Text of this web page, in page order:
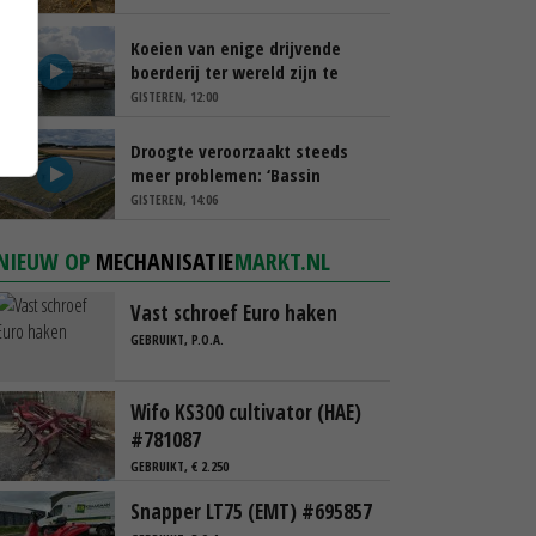
Koeien van enige drijvende
boerderij ter wereld zijn te
koop
GISTEREN, 12:00
Droogte veroorzaakt steeds
meer problemen: ‘Bassin
afgelopen week al leeg’
GISTEREN, 14:06
OP MECHANISATIEMARKT.NL
Vast schroef Euro haken
GEBRUIKT, P.O.A.
Wifo KS300 cultivator (HAE)
#781087
GEBRUIKT, € 2.250
Snapper LT75 (EMT) #695857